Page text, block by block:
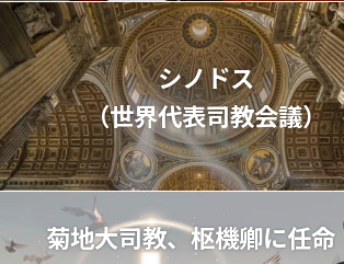
シノドス
（世界代表司教会議）
菊地大司教、枢機卿に任命